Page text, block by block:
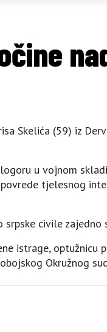
Skelića (59) iz
u vojnom
tjelesnog
civile zajedno
istrage, optužnicu
Okružnog